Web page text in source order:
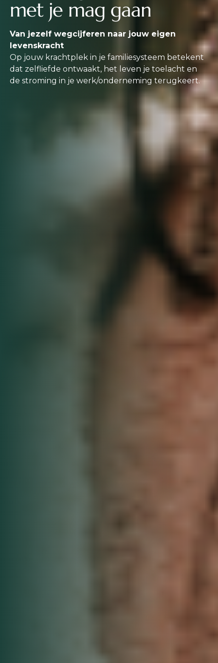
met je mag gaan
Van jezelf wegcijferen naar jouw eigen
levenskracht
Op jouw krachtplek in je familiesysteem betekent
dat zelfliefde ontwaakt, het leven je toelacht en
de stroming in je werk/onderneming terugkeert.